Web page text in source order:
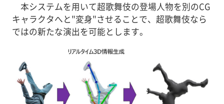
本システムを用いて超歌舞伎の登場人物を別のCG
キャラクタへと"変身"させることで、超歌舞伎なら
ではの新たな演出を可能とします。